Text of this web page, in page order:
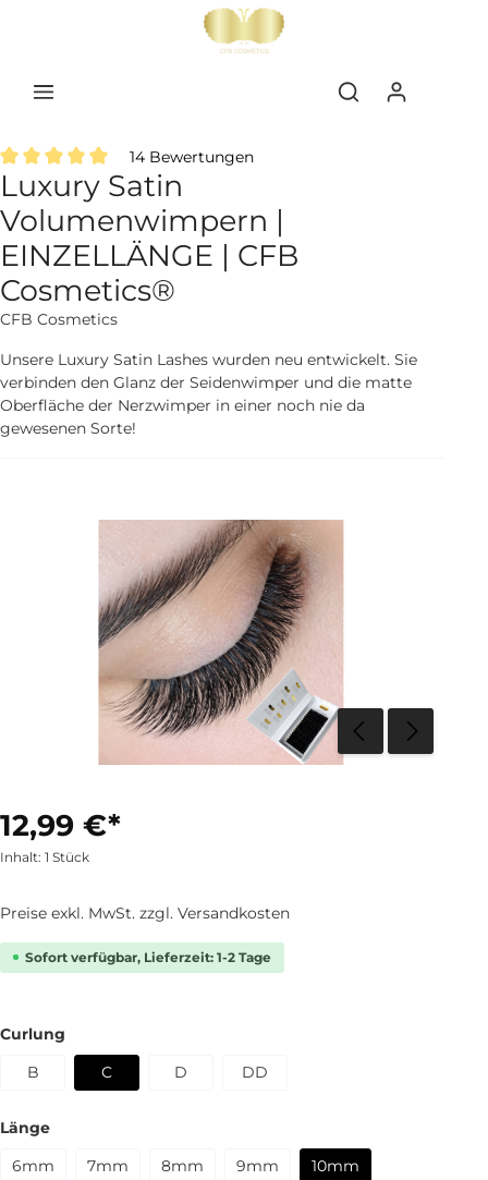
Durchschnittliche Bewertung von 5 von 5 Sternen
14 Bewertungen
Luxury Satin
Volumenwimpern |
EINZELLÄNGE | CFB
Cosmetics®
CFB Cosmetics
Unsere Luxury Satin Lashes wurden neu entwickelt. Sie
verbinden den Glanz der Seidenwimper und die matte
Oberfläche der Nerzwimper in einer noch nie da
gewesenen Sorte!
12,99 €*
Inhalt: 1 Stück
Preise exkl. MwSt. zzgl. Versandkosten
Sofort verfügbar, Lieferzeit: 1-2 Tage
Curlung
B
C D DD
Länge
6mm
7mm 8mm 9mm 10mm